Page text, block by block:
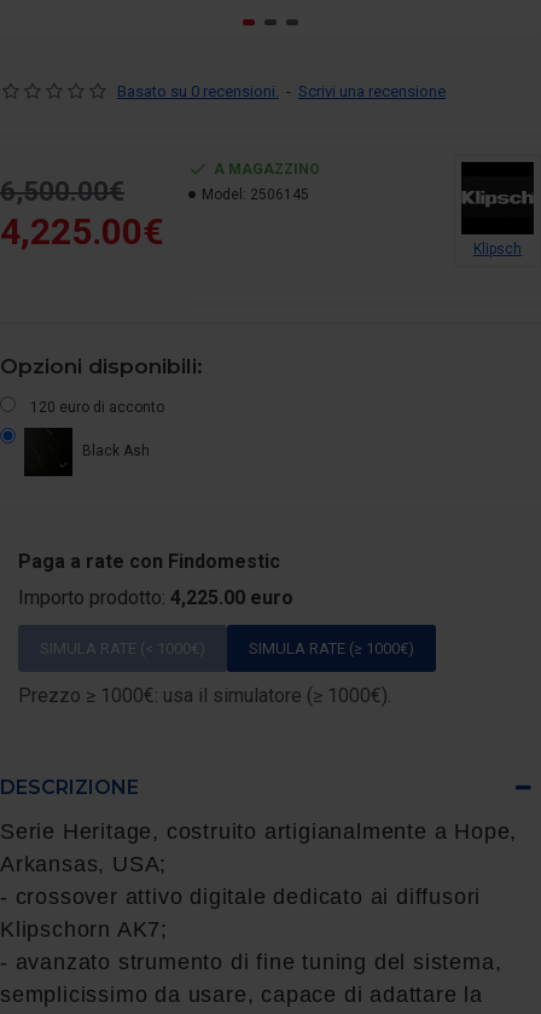
Basato su 0 recensioni. - Scrivi una recensione
4,225.00€
6,500.00€
A MAGAZZINO
Model: 2506145
Klipsch
Opzioni disponibili:
120 euro di acconto
Black Ash
Paga a rate con Findomestic
Importo prodotto: 4,225.00 euro
SIMULA RATE (< 1000€) SIMULA RATE (≥ 1000€)
Prezzo ≥ 1000€: usa il simulatore (≥ 1000€).
DESCRIZIONE
Serie Heritage, costruito artigianalmente a Hope,
Arkansas, USA;
- crossover attivo digitale dedicato ai diffusori
Klipschorn AK7;
- avanzato strumento di fine tuning del sistema,
semplicissimo da usare, capace di adattare la